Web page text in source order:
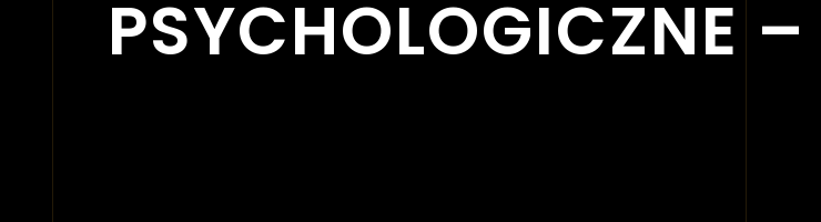
PSYCHOLOGICZNE